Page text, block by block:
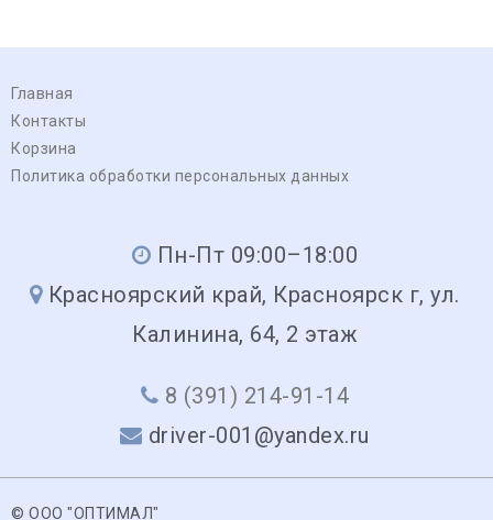
Главная
Контакты
Корзина
Политика обработки персональных данных
Пн-Пт 09:00–18:00
Красноярский край, Красноярск г, ул.
Калинина, 64, 2 этаж
8 (391) 214-91-14
driver-001@yandex.ru
© ООО "ОПТИМАЛ"